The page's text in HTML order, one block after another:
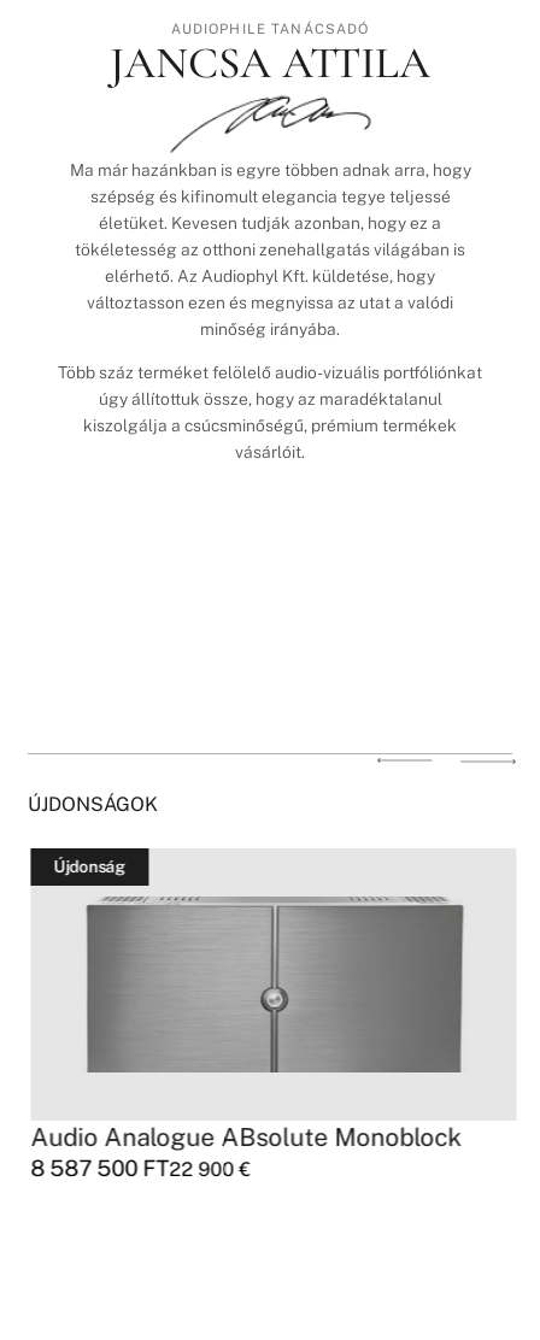
AUDIOPHILE TANÁCSADÓ
JANCSA ATTILA
Ma már hazánkban is egyre többen adnak arra, hogy
szépség és kifinomult elegancia tegye teljessé
életüket. Kevesen tudják azonban, hogy ez a
tökéletesség az otthoni zenehallgatás világában is
elérhető. Az Audiophyl Kft. küldetése, hogy
változtasson ezen és megnyissa az utat a valódi
minőség irányába.
Több száz terméket felölelő audio-vizuális portfóliónkat
úgy állítottuk össze, hogy az maradéktalanul
kiszolgálja a csúcsminőségű, prémium termékek
vásárlóit.
ÚJDONSÁGOK
Újdonság
Audio Analogue ABsolute Monoblock
8 587 500FT22 900 €